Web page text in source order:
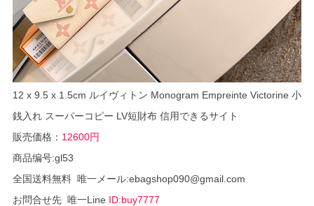
12 x 9.5 x 1.5cm ルイヴィトン Monogram Empreinte Victorine 小
銭入れ スーパーコピー LV短財布 信用できるサイト
販売価格： 12600円
商品编号:gl53
全国送料無料 唯一メール:ebagshop090@gmail.com
お問合せ先 唯一Line ID:buy7777